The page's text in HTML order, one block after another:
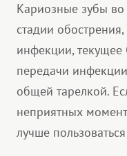
Кариозные зубы во
стадии
инфекции,
передачи
общей тарелкой.
неприятных
лучше